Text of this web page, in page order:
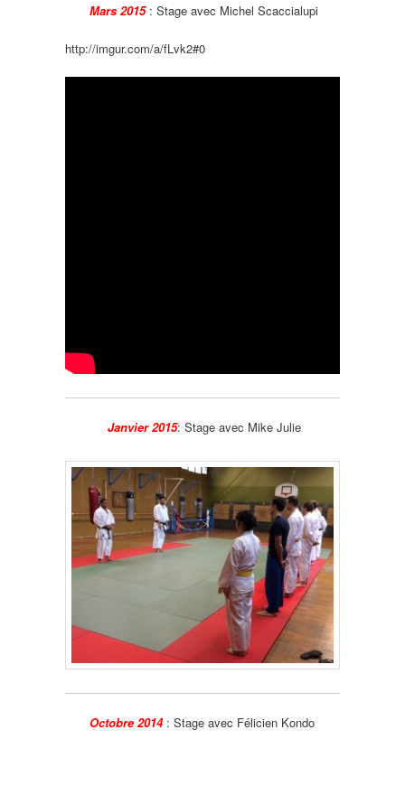
Mars 2015 :Stage avec Michel Scaccialupi
http://imgur.com/a/fLvk2#0
Janvier 2015: Stage avec Mike Julie
Octobre 2014:Stage avec Félicien Kondo